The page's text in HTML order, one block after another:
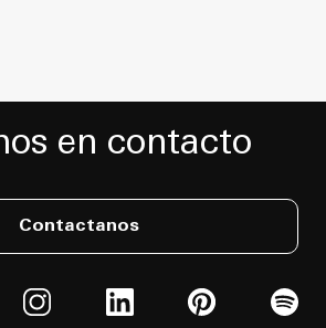
en contacto
Contactanos